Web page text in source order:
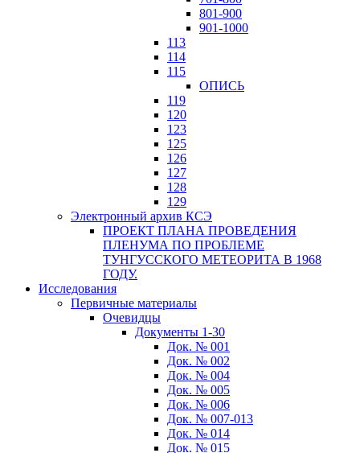
801-900
901-1000
113
114
115
ОПИСЬ
119
120
123
125
126
127
128
129
Электронный архив КСЭ
ПРОЕКТ ПЛАНА ПРОВЕДЕНИЯ
ПЛЕНУМА ПО ПРОБЛЕМЕ
ТУНГУССКОГО МЕТЕОРИТА В 1968
ГОДУ.
Исследования
Первичные материалы
Очевидцы
Документы 1-30
Док. № 001
Док. № 002
Док. № 004
Док. № 005
Док. № 006
Док. № 007-013
Док. № 014
Док. № 015